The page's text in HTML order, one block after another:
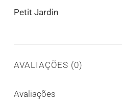
Petit Jardin
AVALIAÇÕES (0)
Avaliações